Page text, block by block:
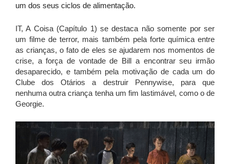
um dos seus ciclos de alimentação.
IT, A Coisa (Capítulo 1) se destaca não somente por ser
um filme de terror, mais também pela forte química entre
as crianças, o fato de eles se ajudarem nos momentos de
crise, a força de vontade de Bill a encontrar seu irmão
desaparecido, e também pela motivação de cada um do
Clube dos Otários a destruir Pennywise, para que
nenhuma outra criança tenha um fim lastimável, como o de
Georgie.